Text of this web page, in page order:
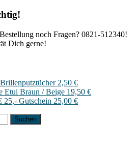
noch Fragen? 0821-512340!
Dich gerne!
Brillenputztücher 2,50 €
Etui Braun / Beige 19,50 €
25,- Gutschein 25,00 €